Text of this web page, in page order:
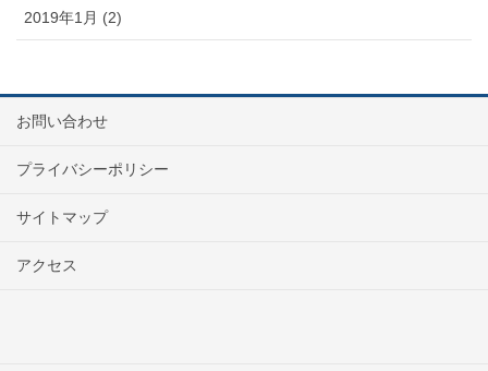
2019年1月 (2)
お問い合わせ
プライバシーポリシー
サイトマップ
アクセス